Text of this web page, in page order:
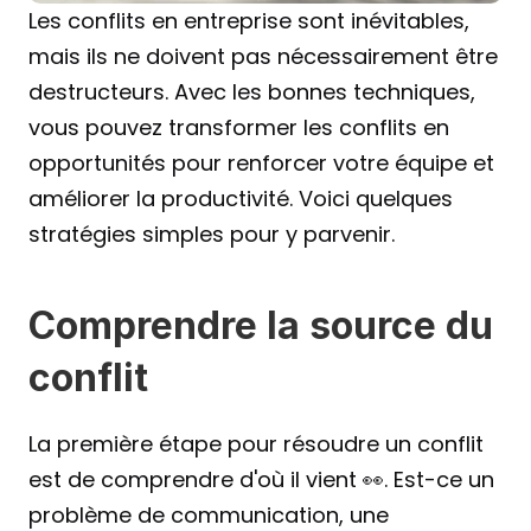
Les conflits en entreprise sont inévitables,
mais ils ne doivent pas nécessairement être
destructeurs. Avec les bonnes techniques,
vous pouvez transformer les conflits en
opportunités pour renforcer votre équipe et
améliorer la productivité. Voici quelques
stratégies simples pour y parvenir.
Comprendre la source du
conflit
La première étape pour résoudre un conflit
est de comprendre d'où il vient 👀. Est-ce un
problème de communication, une